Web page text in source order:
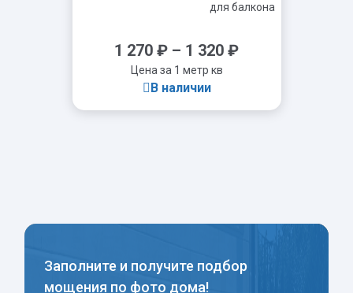
для балкона
1 270 ₽ – 1 320 ₽
Цена за 1 метр кв
В наличии
Заполните и получите подбор
мощения по фото дома!